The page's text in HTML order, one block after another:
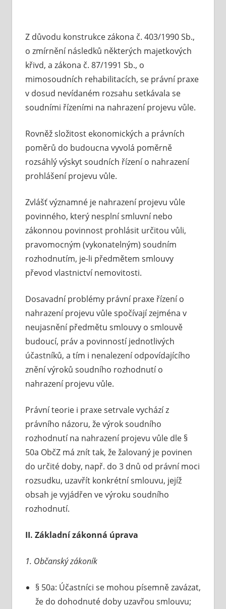
Z důvodu konstrukce zákona č. 403/1990 Sb.,
o zmírnění následků některých majetkových
křivd, a zákona č. 87/1991 Sb., o
mimosoudních rehabilitacích, se právní praxe
v dosud nevídaném rozsahu setkávala se
soudními řízeními na nahrazení projevu vůle.
Rovněž složitost ekonomických a právních
poměrů do budoucna vyvolá poměrně
rozsáhlý výskyt soudních řízení o nahrazení
prohlášení projevu vůle.
Zvlášť významné je nahrazení projevu vůle
povinného, který nesplní smluvní nebo
zákonnou povinnost prohlásit určitou vůli,
pravomocným (vykonatelným) soudním
rozhodnutím, je-li předmětem smlouvy
převod vlastnictví nemovitosti.
Dosavadní problémy právní praxe řízení o
nahrazení projevu vůle spočívají zejména v
neujasnění předmětu smlouvy o smlouvě
budoucí, práv a povinností jednotlivých
účastníků, a tím i nenalezení odpovídajícího
znění výroků soudního rozhodnutí o
nahrazení projevu vůle.
Právní teorie i praxe setrvale vychází z
právního názoru, že výrok soudního
rozhodnutí na nahrazení projevu vůle dle §
50a ObčZ má znít tak, že žalovaný je povinen
do určité doby, např. do 3 dnů od právní moci
rozsudku, uzavřít konkrétní smlouvu, jejíž
obsah je vyjádřen ve výroku soudního
rozhodnutí.
II. Základní zákonná úprava
1. Občanský zákoník
§ 50a: Účastníci se mohou písemně zavázat,
že do dohodnuté doby uzavřou smlouvu;